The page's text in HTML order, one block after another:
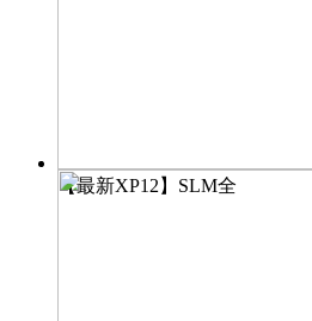
【最新XP12】SLM全